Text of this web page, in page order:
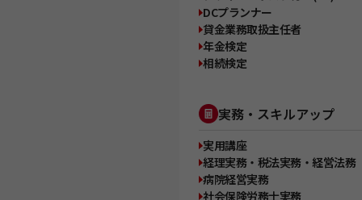
DCプランナー
貸金業務取扱主任者
年金検定
相続検定
実務・スキルアップ
実用講座
経理実務・税法実務・経営法務
病院経営実務
社会保険労務士実務